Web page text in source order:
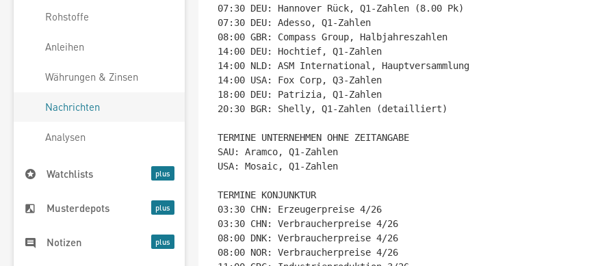
Rohstoffe
Anleihen
Währungen & Zinsen
Nachrichten
Analysen
Watchlists
Musterdepots
Notizen
07:30 DEU: Hannover Rück, Q1-Zahlen (8.00 Pk)
07:30 DEU: Adesso, Q1-Zahlen
08:00 GBR: Compass Group, Halbjahreszahlen
14:00 DEU: Hochtief, Q1-Zahlen
14:00 NLD: ASM International, Hauptversammlung
14:00 USA: Fox Corp, Q3-Zahlen
18:00 DEU: Patrizia, Q1-Zahlen
20:30 BGR: Shelly, Q1-Zahlen (detailliert)
TERMINE UNTERNEHMEN OHNE ZEITANGABE
SAU: Aramco, Q1-Zahlen
USA: Mosaic, Q1-Zahlen
TERMINE KONJUNKTUR
03:30 CHN: Erzeugerpreise 4/26
03:30 CHN: Verbraucherpreise 4/26
08:00 DNK: Verbraucherpreise 4/26
08:00 NOR: Verbraucherpreise 4/26